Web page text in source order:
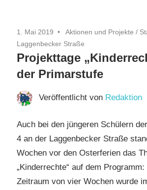
1. Mai 2019 Aktionen und Projekte /
Laggenbecker Straße
Projekttage
der Primarstufe
Veröffentlicht von Redaktion
Auch bei den jüngeren Schülern
4 an der Laggenbecker Straße
Wochen vor den Osterferien das
„Kinderrechte“ auf dem
Zeitraum von vier Wochen wurde